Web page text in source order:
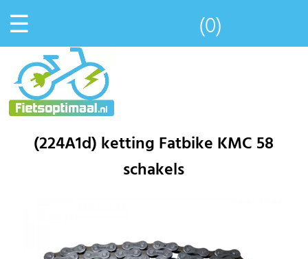
☰ (0)
(224A1d) ketting Fatbike KMC 58
schakels